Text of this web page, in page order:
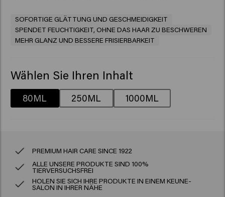
SOFORTIGE GLÄTTUNG UND GESCHMEIDIGKEIT
SPENDET FEUCHTIGKEIT, OHNE DAS HAAR ZU BESCHWEREN
MEHR GLANZ UND BESSERE FRISIERBARKEIT
Wählen Sie Ihren Inhalt
80ML 250ML 1000ML
PREMIUM HAIR CARE SINCE 1922
ALLE UNSERE PRODUKTE SIND 100%
TIERVERSUCHSFREI
HOLEN SIE SICH IHRE PRODUKTE IN EINEM KEUNE-
SALON IN IHRER NÄHE